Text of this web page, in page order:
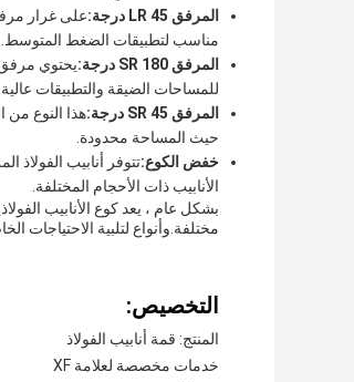
المرفق LR 45 درجة:
مناسب لتطبيقات الضغط المتوسط.
المرفق SR 180 درجة:
للمساحات الضيقة والتطبيقات
المرفق SR 45 درجة:
حيث المساحة محدودة.
خفض الكوع:تتوفر أنابيب
الأنابيب ذات الأحجام المختلفة.
بشكل عام ، يعد كوع الأنابيب
مختلفة.وأنواع لتلبية الاحتياجات
التخصيص:
المنتج: قمة أنابيب الفولاذ
خدمات مخصصة لعلامة XF